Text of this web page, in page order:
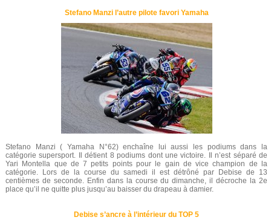
Stefano Manzi l’autre pilote favori Yamaha
Stefano Manzi ( Yamaha N°62) enchaîne lui aussi les podiums dans la
catégorie supersport. Il détient 8 podiums dont une victoire. Il n’est séparé de
Yari Montella que de 7 petits points pour le gain de vice champion de la
catégorie. Lors de la course du samedi il est détrôné par Debise de 13
centièmes de seconde. Enfin dans la course du dimanche, il décroche la 2e
place qu’il ne quitte plus jusqu’au baisser du drapeau à damier.
Debise s’ancre à l’intérieur du TOP 5